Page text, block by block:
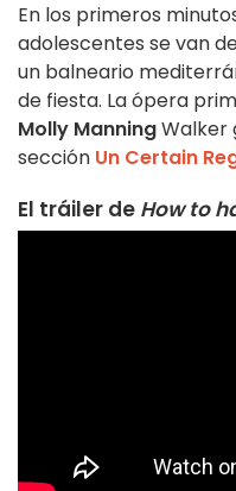
En los primeros
adolescentes se van
un balneario
de fiesta. La ópera
Molly ManningWalker
sección Un Certain
El tráiler de How to